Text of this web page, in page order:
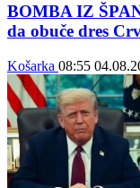
BOMBA IZ
da obuče dres
Košarka 08:55